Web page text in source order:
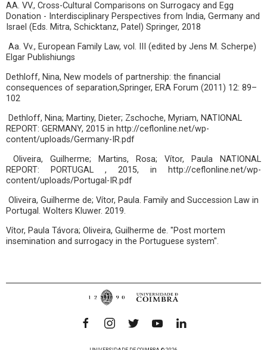
AA. VV., Cross-Cultural Comparisons on Surrogacy and Egg
Donation - Interdisciplinary Perspectives from India, Germany and
Israel (Eds. Mitra, Schicktanz, Patel) Springer, 2018
Aa. Vv., European Family Law, vol. III (edited by Jens M. Scherpe)
Elgar Publishiungs
Dethloff, Nina, New models of partnership: the financial
consequences of separation,Springer, ERA Forum (2011) 12: 89–
102
Dethloff, Nina; Martiny, Dieter; Zschoche, Myriam, NATIONAL
REPORT: GERMANY, 2015 in http://ceflonline.net/wp-
content/uploads/Germany-IR.pdf
Oliveira, Guilherme; Martins, Rosa; Vítor, Paula NATIONAL
REPORT: PORTUGAL , 2015, in http://ceflonline.net/wp-
content/uploads/Portugal-IR.pdf
Oliveira, Guilherme de; Vítor, Paula. Family and Succession Law in
Portugal. Wolters Kluwer. 2019.
Vítor, Paula Távora; Oliveira, Guilherme de. "Post mortem
insemination and surrogacy in the Portuguese system".